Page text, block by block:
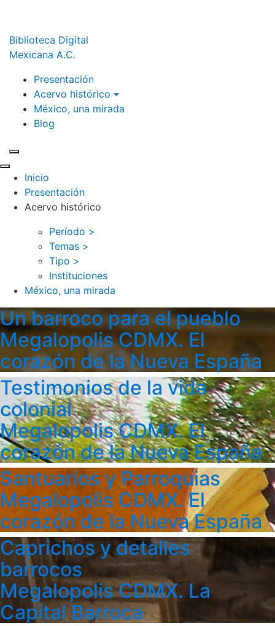
Biblioteca Digital
Mexicana A.C.
Presentación
Acervo histórico
México, una mirada
Blog
Inicio
Presentación
Acervo histórico
Período >
Temas >
Tipo >
Instituciones
México, una mirada
Un barroco para el pueblo
Megalopolis CDMX. El
corazón de la Nueva España
Testimonios de la vida
colonial
Megalopolis CDMX. El
corazón de la Nueva España
Santuarios y Parroquias
Megalopolis CDMX. El
corazón de la Nueva España
Caprichos y detalles
barrocos
Megalopolis CDMX. La
Capital Barroca